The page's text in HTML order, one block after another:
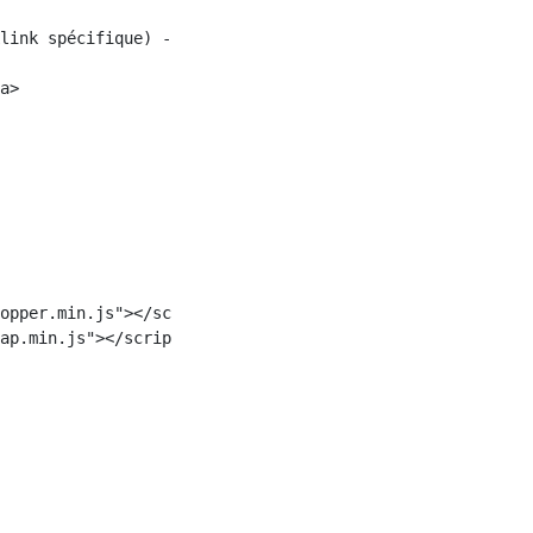
spécifique) -->
script>
script>